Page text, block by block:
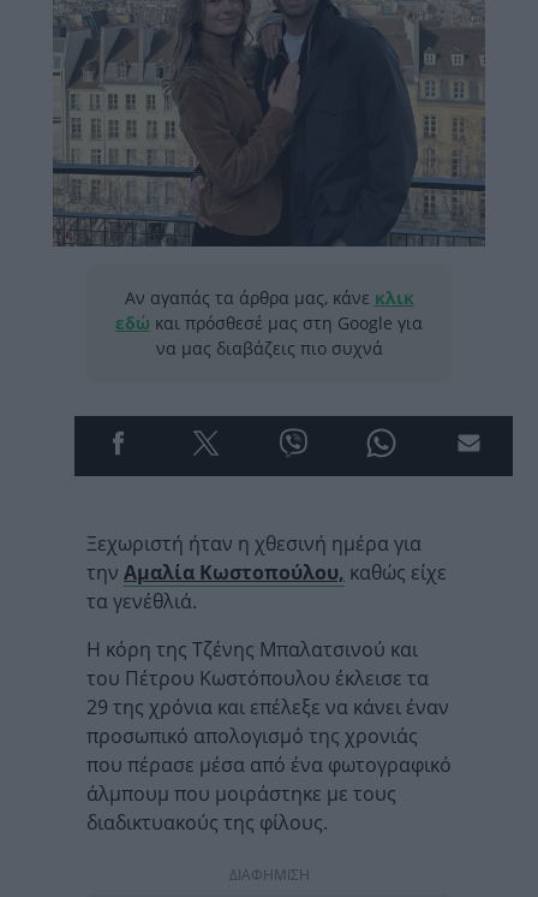
Αν αγαπάς τα άρθρα μας, κάνε κλικ
εδώ και πρόσθεσέ μας στη Google για
να μας διαβάζεις πιο συχνά
Ξεχωριστή ήταν η χθεσινή ημέρα για
την Αμαλία Κωστοπούλου, καθώς είχε
τα γενέθλιά.
Η κόρη της Τζένης Μπαλατσινού και
του Πέτρου Κωστόπουλου έκλεισε τα
29 της χρόνια και επέλεξε να κάνει έναν
προσωπικό απολογισμό της χρονιάς
που πέρασε μέσα από ένα φωτογραφικό
άλμπουμ που μοιράστηκε με τους
διαδικτυακούς της φίλους.
ΔΙΑΦΗΜΙΣΗ